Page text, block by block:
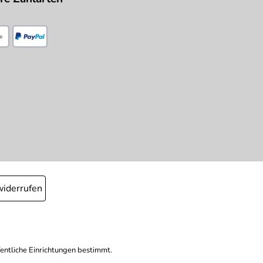
Einrichtungen bestimmt.